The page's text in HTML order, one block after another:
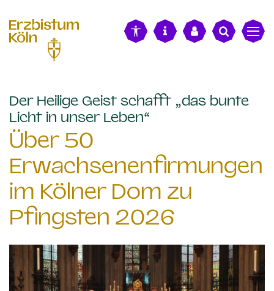
Der Heilige Geist schafft „das bunte
Licht in unser Leben“
Über 50
Erwachsenenfirmungen
im Kölner Dom zu
Pfingsten 2026